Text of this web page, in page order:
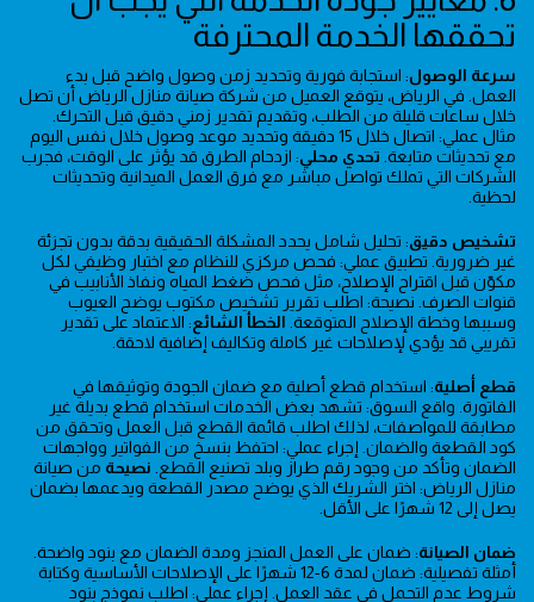
تحققها الخدمة المحترفة
سرعة الوصول: استجابة فورية وتحديد زمن وصول واضح قبل بدء
العمل. في الرياض، يتوقع العميل من شركة صيانة منازل الرياض أن تصل
خلال ساعات قليلة من الطلب، وتقديم تقدير زمني دقيق قبل التحرك.
مثال عملي: اتصال خلال 15 دقيقة وتحديد موعد وصول خلال نفس اليوم
مع تحديثات متابعة. تحدي محلي: ازدحام الطرق قد يؤثر على الوقت، فجرب
الشركات التي تملك تواصل مباشر مع فرق العمل الميدانية وتحديثات
لحظية.
تشخيص دقيق: تحليل شامل يحدد المشكلة الحقيقية بدقة بدون تجزئة
غير ضرورية. تطبيق عملي: فحص مركزي للنظام مع اختبار وظيفي لكل
مكوّن قبل اقتراح الإصلاح، مثل فحص ضغط المياه ونفاذ الأنابيب في
قنوات الصرف. نصيحة: اطلب تقرير تشخيص مكتوب يوضح العيوب
وسببها وخطة الإصلاح المتوقعة. الخطأ الشائع: الاعتماد على تقدير
تقريبي قد يؤدي لإصلاحات غير كاملة وتكاليف إضافية لاحقة.
قطع أصلية: استخدام قطع أصلية مع ضمان الجودة وتوثيقها في
الفاتورة. واقع السوق: تشهد بعض الخدمات استخدام قطع بديلة غير
مطابقة للمواصفات، لذلك اطلب قائمة القطع قبل العمل وتحقق من
كود القطعة والضمان. إجراء عملي: احتفظ بنسخ من الفواتير وواجهات
الضمان وتأكد من وجود رقم طراز وبلد تصنيع القطع. نصيحة من صيانة
منازل الرياض: اختر الشريك الذي يوضح مصدر القطعة ويدعمها بضمان
يصل إلى 12 شهرًا على الأقل.
ضمان الصيانة: ضمان على العمل المنجز ومدة الضمان مع بنود واضحة.
أمثلة تفصيلية: ضمان لمدة 6-12 شهرًا على الإصلاحات الأساسية وكتابة
شروط عدم التحمل في عقد العمل. إجراء عملي: اطلب نموذج بنود